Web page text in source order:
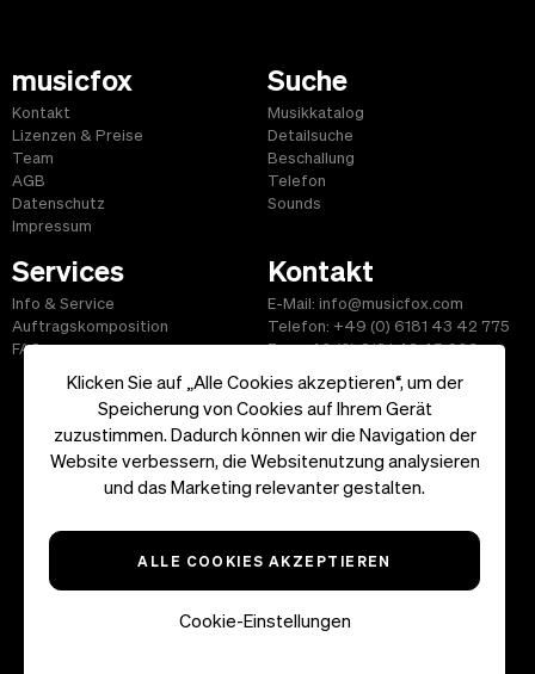
Klicken Sie auf „Alle Cookies akzeptieren“, um der
Speicherung von Cookies auf Ihrem Gerät
zuzustimmen. Dadurch können wir die Navigation der
Website verbessern, die Websitenutzung analysieren
und das Marketing relevanter gestalten.
ALLE COOKIES AKZEPTIEREN
Cookie-Einstellungen
musicfox
Kontakt
Lizenzen & Preise
Team
AGB
Datenschutz
Impressum
Suche
Musikkatalog
Detailsuche
Beschallung
Telefon
Sounds
Services
Info & Service
Auftragskomposition
FAQ
Kontakt
E-Mail: info@musicfox.com
Telefon: +49 (0) 6181 43 42 775
Fax: +49 (0) 6181 43 45 609
Start|Informationen|AGB|Kontakt
Copyright ©2026 musicfox.com - Gemafreie Musik. All Rights